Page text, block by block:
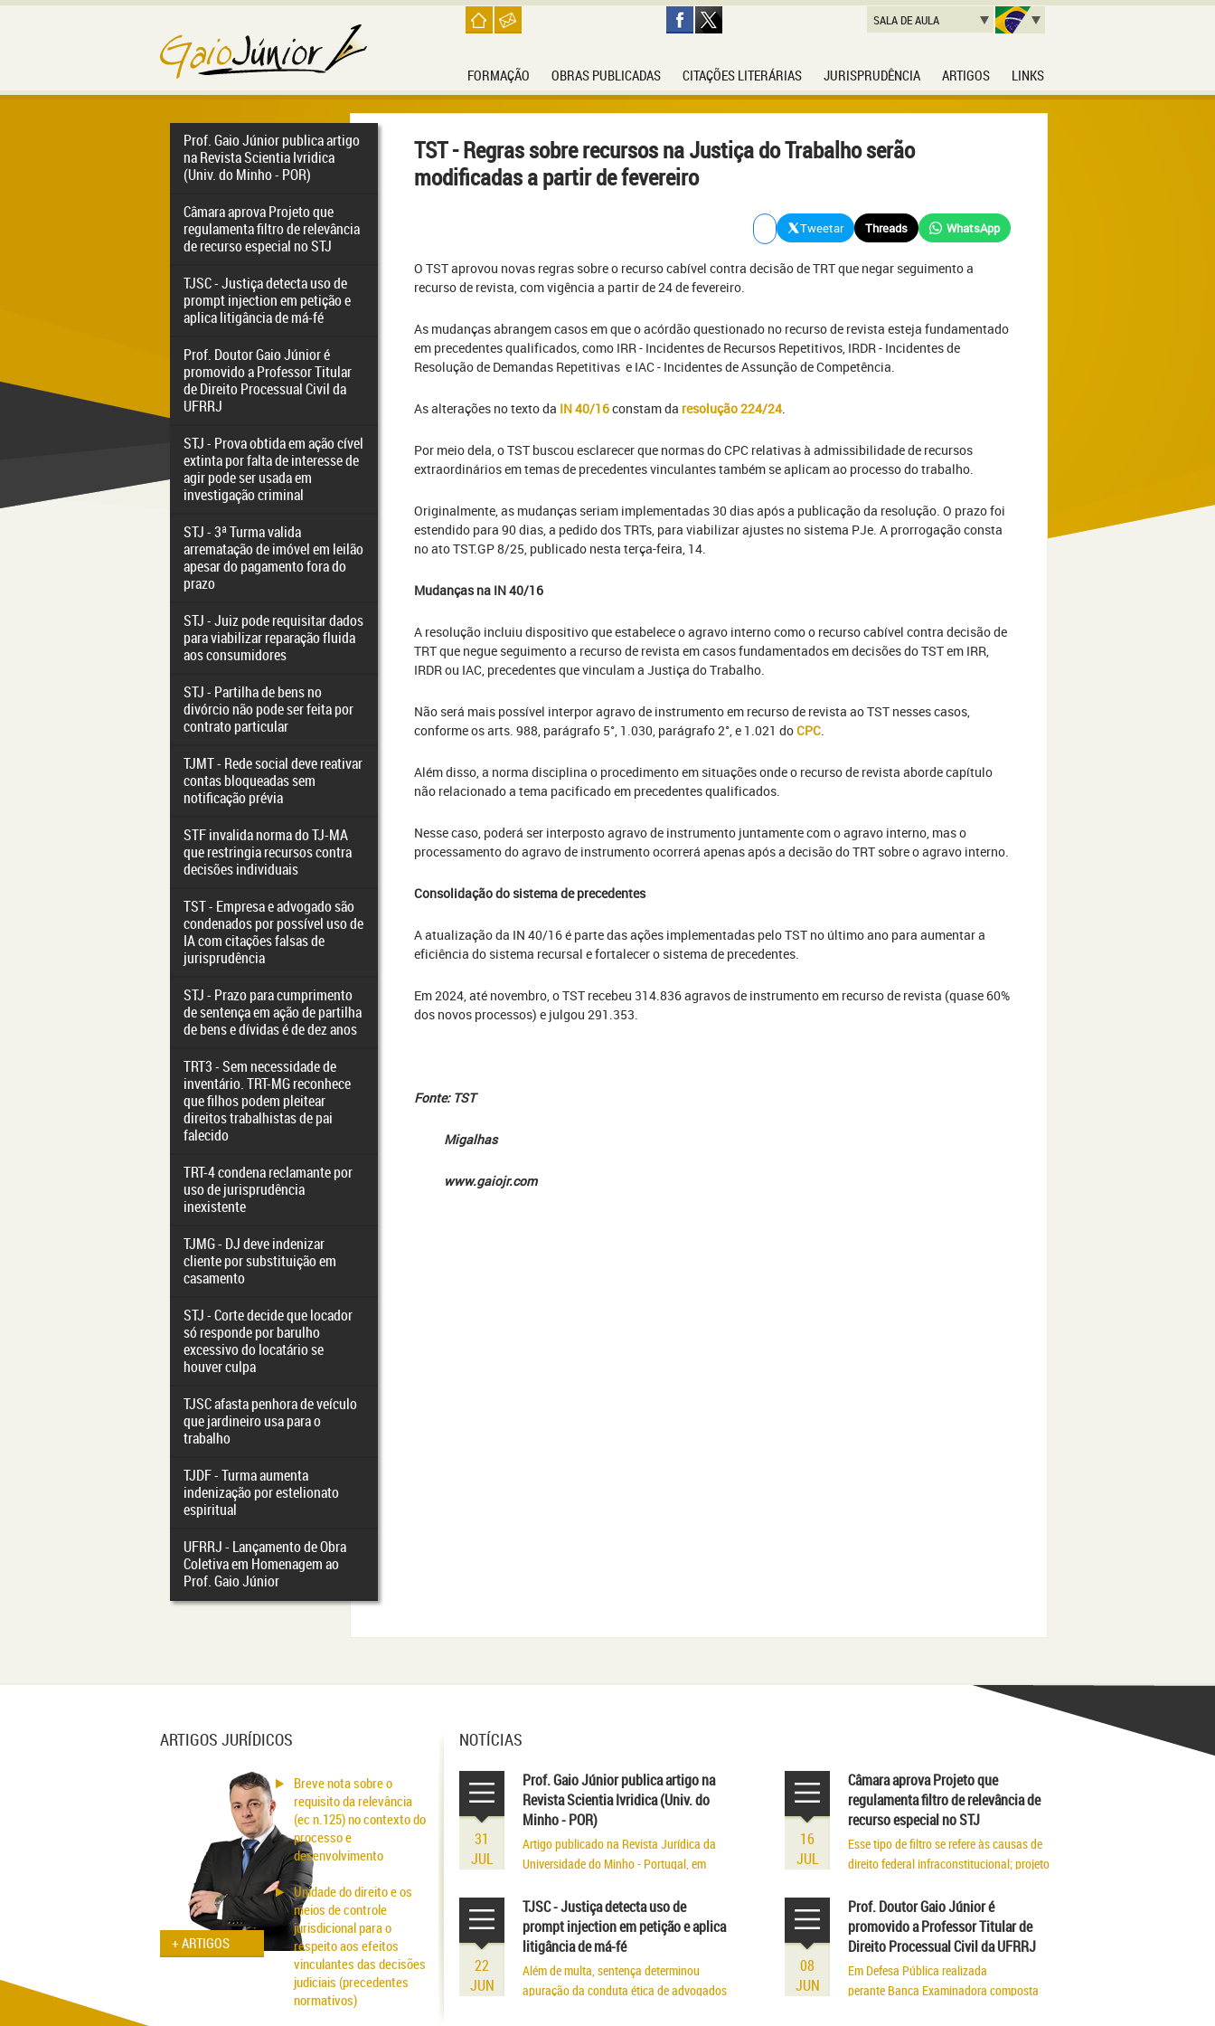
FORMAÇÃO OBRAS PUBLICADAS CITAÇÕES LITERÁRIAS JURISPRUDÊNCIA ARTIGOS LINKS
SALA DE AULA
Prof. Gaio Júnior publica artigo
na Revista Scientia Ivridica
(Univ. do Minho - POR)
Câmara aprova Projeto que
regulamenta filtro de relevância
de recurso especial no STJ
TJSC - Justiça detecta uso de
prompt injection em petição e
aplica litigância de má-fé
Prof. Doutor Gaio Júnior é
promovido a Professor Titular
de Direito Processual Civil da
UFRRJ
STJ - Prova obtida em ação cível
extinta por falta de interesse de
agir pode ser usada em
investigação criminal
STJ - 3ª Turma valida
arrematação de imóvel em leilão
apesar do pagamento fora do
prazo
STJ - Juiz pode requisitar dados
para viabilizar reparação fluida
aos consumidores
STJ - Partilha de bens no
divórcio não pode ser feita por
contrato particular
TJMT - Rede social deve reativar
contas bloqueadas sem
notificação prévia
STF invalida norma do TJ-MA
que restringia recursos contra
decisões individuais
TST - Empresa e advogado são
condenados por possível uso de
IA com citações falsas de
jurisprudência
STJ - Prazo para cumprimento
de sentença em ação de partilha
de bens e dívidas é de dez anos
TRT3 - Sem necessidade de
inventário. TRT-MG reconhece
que filhos podem pleitear
direitos trabalhistas de pai
falecido
TRT-4 condena reclamante por
uso de jurisprudência
inexistente
TJMG - DJ deve indenizar
cliente por substituição em
casamento
STJ - Corte decide que locador
só responde por barulho
excessivo do locatário se
houver culpa
TJSC afasta penhora de veículo
que jardineiro usa para o
trabalho
TJDF - Turma aumenta
indenização por estelionato
espiritual
UFRRJ - Lançamento de Obra
Coletiva em Homenagem ao
Prof. Gaio Júnior
TST - Regras sobre recursos na Justiça do Trabalho serão
modificadas a partir de fevereiro
Tweetar Threads WhatsApp
O TST aprovou novas regras sobre o recurso cabível contra decisão de TRT que negar seguimento a
recurso de revista, com vigência a partir de 24 de fevereiro.
As mudanças abrangem casos em que o acórdão questionado no recurso de revista esteja fundamentado
em precedentes qualificados, como IRR - Incidentes de Recursos Repetitivos, IRDR - Incidentes de
Resolução de Demandas Repetitivas e IAC - Incidentes de Assunção de Competência.
As alterações no texto da IN 40/16constam da resolução 224/24.
Por meio dela, o TST buscou esclarecer que normas do CPC relativas à admissibilidade de recursos
extraordinários em temas de precedentes vinculantes também se aplicam ao processo do trabalho.
Originalmente, as mudanças seriam implementadas 30 dias após a publicação da resolução. O prazo foi
estendido para 90 dias, a pedido dos TRTs, para viabilizar ajustes no sistema PJe. A prorrogação consta
no ato TST.GP 8/25, publicado nesta terça-feira, 14.
Mudanças na IN 40/16
A resolução incluiu dispositivo que estabelece o agravo interno como o recurso cabível contra decisão de
TRT que negue seguimento a recurso de revista em casos fundamentados em decisões do TST em IRR,
IRDR ou IAC, precedentes que vinculam a Justiça do Trabalho.
Não será mais possível interpor agravo de instrumento em recurso de revista ao TST nesses casos,
conforme os arts. 988, parágrafo 5°, 1.030, parágrafo 2°, e 1.021 doCPC.
Além disso, a norma disciplina o procedimento em situações onde o recurso de revista aborde capítulo
não relacionado a tema pacificado em precedentes qualificados.
Nesse caso, poderá ser interposto agravo de instrumento juntamente com o agravo interno, mas o
processamento do agravo de instrumento ocorrerá apenas após a decisão do TRT sobre o agravo interno.
Consolidação do sistema de precedentes
A atualização da IN 40/16 é parte das ações implementadas pelo TST no último ano para aumentar a
eficiência do sistema recursal e fortalecer o sistema de precedentes.
Em 2024, até novembro, o TST recebeu 314.836 agravos de instrumento em recurso de revista (quase 60%
dos novos processos) e julgou 291.353.
Fonte: TST
Migalhas
www.gaiojr.com
ARTIGOS JURÍDICOS
+ ARTIGOS
Breve nota sobre o
requisito da relevância
(ec n.125) no contexto do
processo e
desenvolvimento
Unidade do direito e os
meios de controle
jurisdicional para o
respeito aos efeitos
vinculantes das decisões
judiciais (precedentes
normativos)
NOTÍCIAS
31
JUL
Prof. Gaio Júnior publica artigo na
Revista Scientia Ivridica (Univ. do
Minho - POR)
Artigo publicado na Revista Jurídica da
Universidade do Minho - Portugal, em
existência.
16
JUL
Câmara aprova Projeto que
regulamenta filtro de relevância de
recurso especial no STJ
Esse tipo de filtro se refere às causas de
direito federal infraconstitucional; projeto
22
JUN
TJSC - Justiça detecta uso de
prompt injection em petição e aplica
litigância de má-fé
Além de multa, sentença determinou
apuração da conduta ética de advogados
08
JUN
Prof. Doutor Gaio Júnior é
promovido a Professor Titular de
Direito Processual Civil da UFRRJ
Em Defesa Pública realizada
perante Banca Examinadora composta